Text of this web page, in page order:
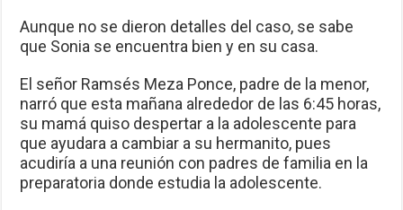
Aunque no se dieron detalles del caso, se sabe
que Sonia se encuentra bien y en su casa.
El señor Ramsés Meza Ponce, padre de la menor,
narró que esta mañana alrededor de las 6:45 horas,
su mamá quiso despertar a la adolescente para
que ayudara a cambiar a su hermanito, pues
acudiría a una reunión con padres de familia en la
preparatoria donde estudia la adolescente.